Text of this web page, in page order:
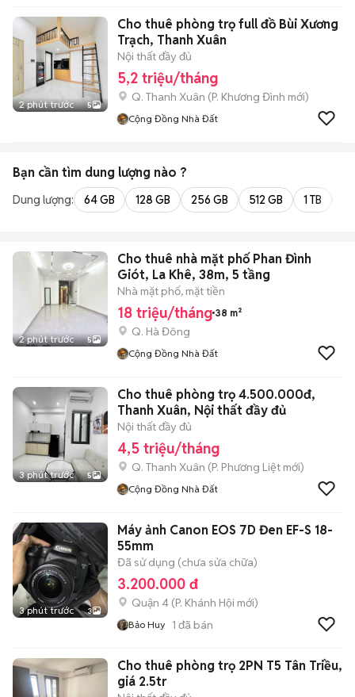
2 phút trước 5
Cho thuê phòng trọ full đồ Bùi Xương
Trạch, Thanh Xuân
Nội thất đầy đủ
5,2 triệu/tháng
Q. Thanh Xuân (P. Khương Đình mới)
Cộng Đồng Nhà Đất
Bạn cần tìm dung lượng nào ?
Dung lượng: 64 GB 128 GB 256 GB 512 GB 1 TB
2 phút trước 5
Cho thuê nhà mặt phố Phan Đình
Giót, La Khê, 38m, 5 tầng
Nhà mặt phố, mặt tiền
18 triệu/tháng 38 m²
Q. Hà Đông
Cộng Đồng Nhà Đất
3 phút trước 5
Cho thuê phòng trọ 4.500.000đ,
Thanh Xuân, Nội thất đầy đủ
Nội thất đầy đủ
4,5 triệu/tháng
Q. Thanh Xuân (P. Phương Liệt mới)
Cộng Đồng Nhà Đất
3 phút trước 3
Máy ảnh Canon EOS 7D Đen EF-S 18-
55mm
Đã sử dụng (chưa sửa chữa)
3.200.000 đ
Quận 4 (P. Khánh Hội mới)
Bảo Huy 1 đã bán
Cho thuê phòng trọ 2PN T5 Tân Triều,
giá 2.5tr